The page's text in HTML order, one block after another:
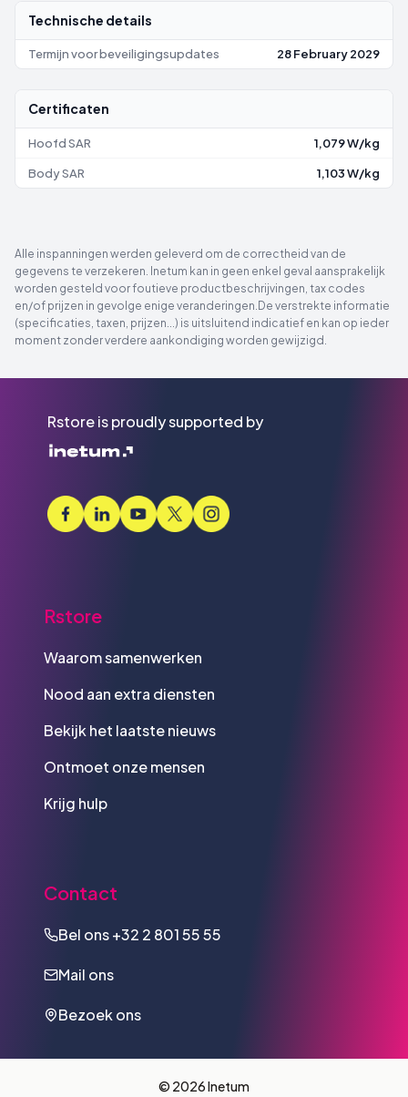
Technische details
Termijn voor beveiligingsupdates 28 February 2029
Certificaten
Hoofd SAR 1,079 W/kg
Body SAR 1,103 W/kg
Alle inspanningen werden geleverd om de correctheid van de
gegevens te verzekeren. Inetum kan in geen enkel geval aansprakelijk
worden gesteld voor foutieve productbeschrijvingen, tax codes
en/of prijzen in gevolge enige veranderingen.De verstrekte informatie
(specificaties, taxen, prijzen...) is uitsluitend indicatief en kan op ieder
moment zonder verdere aankondiging worden gewijzigd.
Rstore is proudly supported by
Rstore
Waarom samenwerken
Nood aan extra diensten
Bekijk het laatste nieuws
Ontmoet onze mensen
Krijg hulp
Contact
Bel ons+32 2 801 55 55
Mail ons
Bezoek ons
© 2026 Inetum